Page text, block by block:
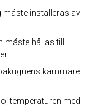
måste installeras av
hållas till
kammare
temperaturen med